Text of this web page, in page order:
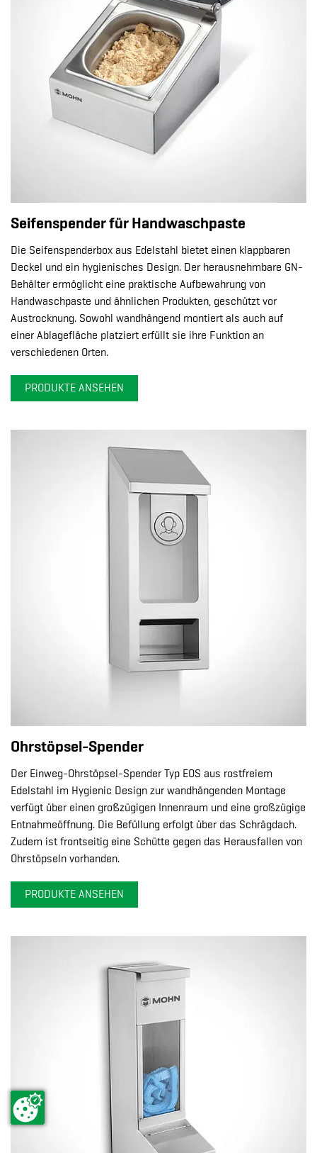
Seifenspender für Handwaschpaste
Die Seifenspenderbox aus Edelstahl bietet einen klappbaren
Deckel und ein hygienisches Design. Der herausnehmbare GN-
Behälter ermöglicht eine praktische Aufbewahrung von
Handwaschpaste und ähnlichen Produkten, geschützt vor
Austrocknung. Sowohl wandhängend montiert als auch auf
einer Ablagefläche platziert erfüllt sie ihre Funktion an
verschiedenen Orten.
PRODUKTE ANSEHEN
Ohrstöpsel-Spender
Der Einweg-Ohrstöpsel-Spender Typ EOS aus rostfreiem
Edelstahl im Hygienic Design zur wandhängenden Montage
verfügt über einen großzügigen Innenraum und eine großzügige
Entnahmeöffnung. Die Befüllung erfolgt über das Schrägdach.
Zudem ist frontseitig eine Schütte gegen das Herausfallen von
Ohrstöpseln vorhanden.
PRODUKTE ANSEHEN